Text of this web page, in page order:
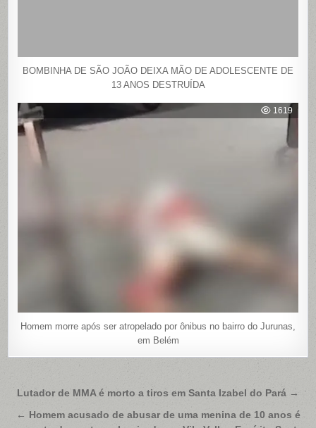
BOMBINHA DE SÃO JOÃO DEIXA MÃO DE ADOLESCENTE DE
13 ANOS DESTRUÍDA
1619
Homem morre após ser atropelado por ônibus no bairro do Jurunas,
em Belém
Navegação
de
Lutador de MMA é morto a tiros em Santa Izabel do Pará →
← Homem acusado de abusar de uma menina de 10 anos é